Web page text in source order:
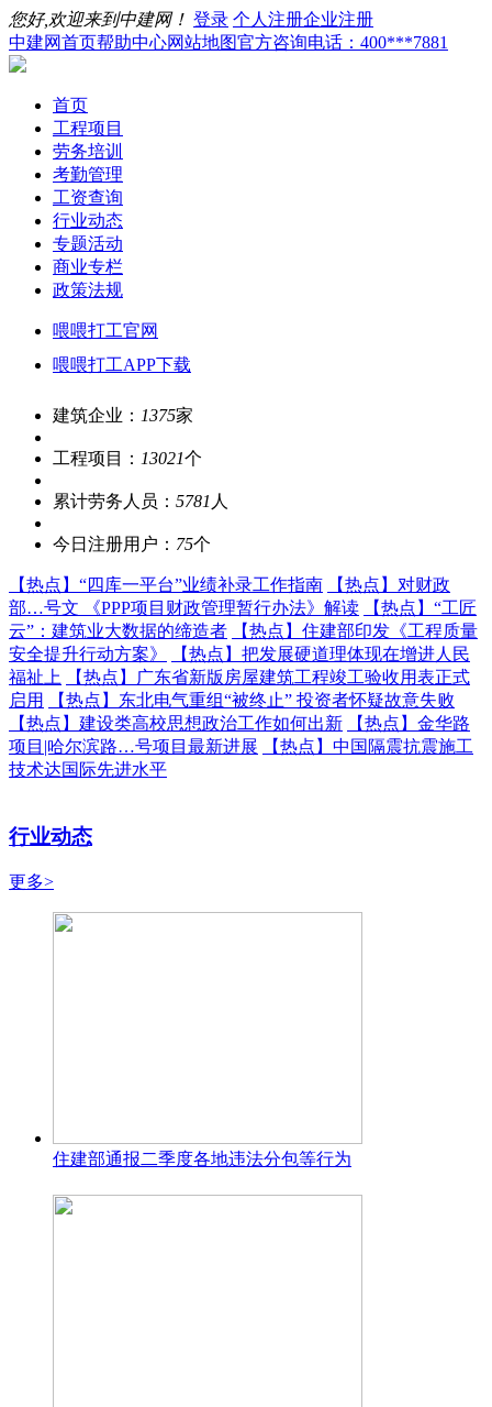
您好,欢迎来到中建网！ 登录 个人注册企业注册
中建网首页帮助中心网站地图官方咨询电话：400***7881
首页
工程项目
劳务培训
考勤管理
工资查询
行业动态
专题活动
商业专栏
政策法规
喂喂打工官网
喂喂打工APP下载
建筑企业： 1375家
工程项目： 13021个
累计劳务人员： 5781 人
今日注册用户： 75个
【热点】 “四库一平台”业绩补录工作指南 【热点】 对财政
部…号文 《PPP项目财政管理暂行办法》解读
【热点】 “工匠
云”：建筑业大数据的缔造者
【热点】 住建部印发《工程质量
安全提升行动方案》
【热点】 把发展硬道理体现在增进人民
福祉上
【热点】
广东省新版房屋建筑工程竣工验收用表正式
启用
【热点】 东北电气重组“被终止” 投资者怀疑故意失败
【热点】 建设类高校思想政治工作如何出新 【热点】 金华路
项目|哈尔滨路…号项目最新进展
【热点】 中国隔震抗震施工
技术达国际先进水平
行业动态
更多>
住建部通报二季度各地违法分包等行为